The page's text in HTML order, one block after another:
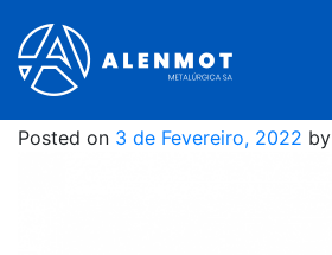
CCB Cementir
Holding
Posted on 3 de Fevereiro, 2022 by